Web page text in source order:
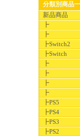
分類別商品
新品商品
┣
┣
┣Switch2
┣Switch
┣
┣
┣
┣
┣PS5
┣PS4
┣PS3
┣PS2